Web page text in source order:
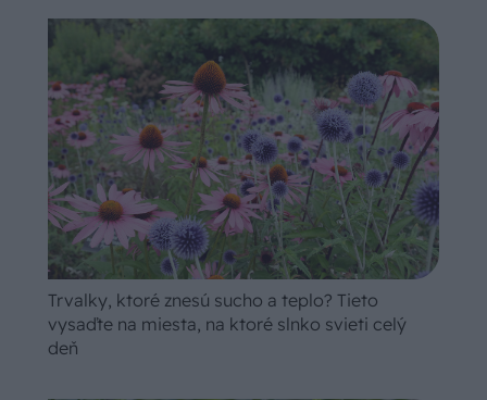
Trvalky, ktoré znesú sucho a teplo? Tieto
vysaďte na miesta, na ktoré slnko svieti celý
deň